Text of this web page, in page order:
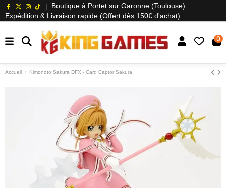
Boutique à Portet sur Garonne (Toulouse)
Expédition & Livraison rapide (Offert dès 150€ d'achat)
0
Accueil Kimonoto Sakura DFX - Card Captor Sakura